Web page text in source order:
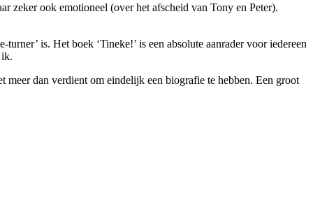
zeker ook emotioneel (over het afscheid van Tony en Peter).
is. Het boek ‘Tineke!’ is een absolute aanrader voor iedereen
ik.
meer dan verdient om eindelijk een biografie te hebben. Een groot